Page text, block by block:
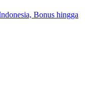
Bonus hingga